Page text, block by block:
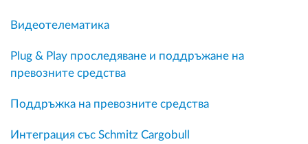
Видеотелематика
Plug & Play проследяване и поддръжане на
превозните средства
Поддръжка на превозните средства
Интеграция със Schmitz Cargobull